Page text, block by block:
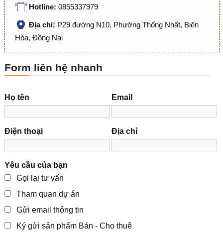
Hotline: 0855337979
Địa chỉ: P29 đường N10, Phường Thống Nhất, Biên
Hòa, Đồng Nai
Form liên hệ nhanh
Họ tên Email
Điện thoại Địa chỉ
Yêu cầu của bạn
Gọi lại tư vấn
Tham quan dự án
Gửi email thông tin
Ký gửi sản phẩm Bán - Cho thuê